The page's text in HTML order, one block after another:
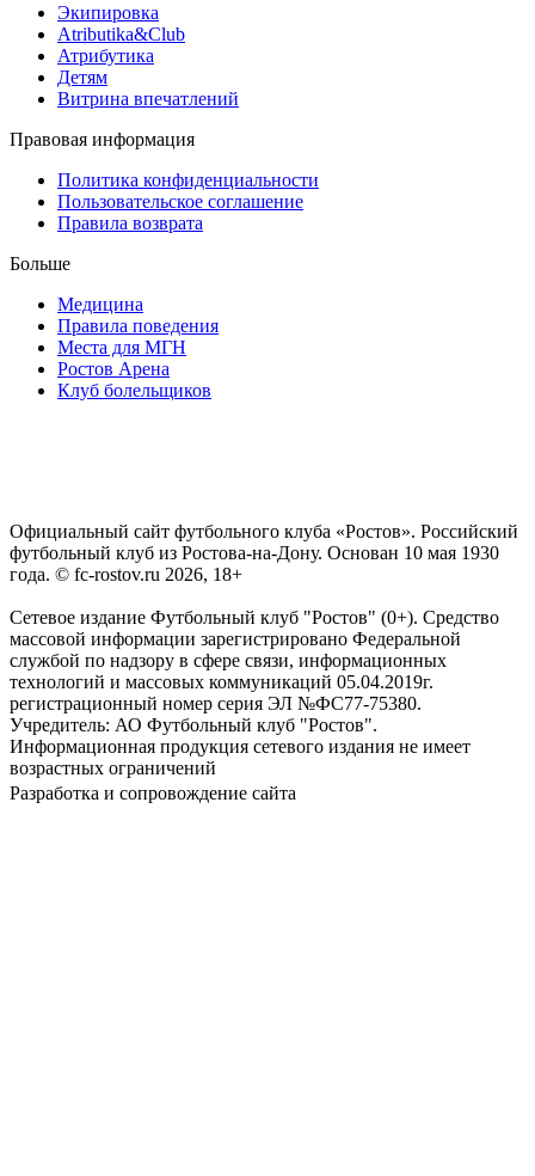
Экипировка
Atributika&Club
Атрибутика
Детям
Витрина впечатлений
Правовая информация
Политика конфиденциальности
Пользовательское соглашение
Правила возврата
Больше
Медицина
Правила поведения
Места для МГН
Ростов Арена
Клуб болельщиков
Официальный сайт футбольного клуба «Ростов». Российский
футбольный клуб из Ростова-на-Дону. Основан 10 мая 1930
года. © fc-rostov.ru 2026, 18+
Сетевое издание Футбольный клуб "Ростов" (0+). Средство
массовой информации зарегистрировано Федеральной
службой по надзору в сфере связи, информационных
технологий и массовых коммуникаций 05.04.2019г.
регистрационный номер серия ЭЛ №ФС77-75380.
Учредитель: АО Футбольный клуб "Ростов".
Информационная продукция сетевого издания не имеет
возрастных ограничений
Разработка и сопровождение сайта